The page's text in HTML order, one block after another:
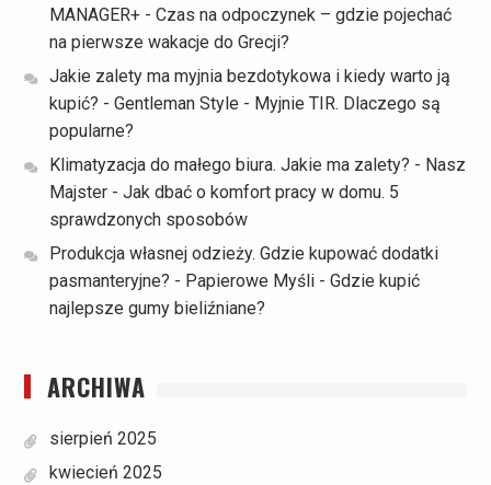
MANAGER+- Czas na odpoczynek – gdzie pojechać
na pierwsze wakacje do Grecji?
Jakie zalety ma myjnia bezdotykowa i kiedy warto ją
kupić? - Gentleman Style - Myjnie TIR. Dlaczego są
popularne?
Klimatyzacja do małego biura. Jakie ma zalety? - Nasz
Majster- Jak dbać o komfort pracy w domu. 5
sprawdzonych sposobów
Produkcja własnej odzieży. Gdzie kupować dodatki
pasmanteryjne? - Papierowe Myśli- Gdzie kupić
najlepsze gumy bieliźniane?
ARCHIWA
sierpień 2025
kwiecień 2025